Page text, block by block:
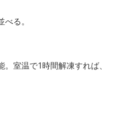
る。
室温で1時間解凍すれば、